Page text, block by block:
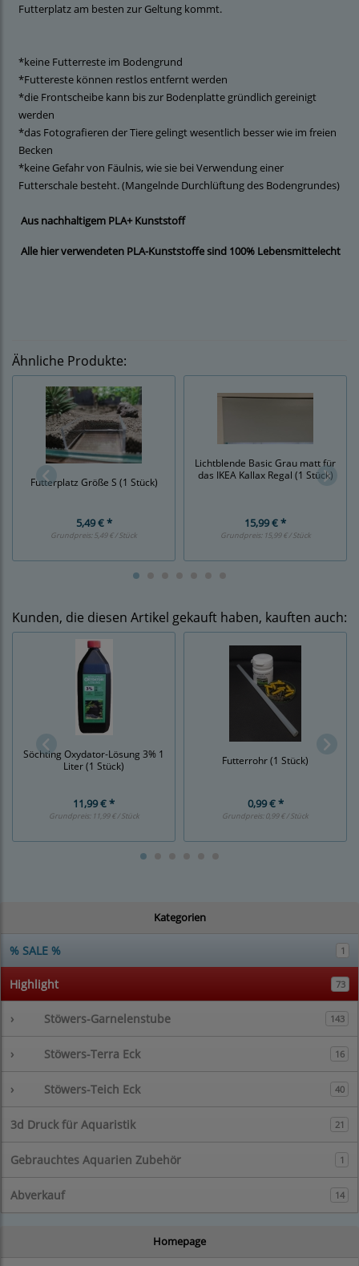
Kategorien
% SALE % 1
Highlight 73
› Stöwers-Garnelenstube 143
› Stöwers-Terra Eck 16
› Stöwers-Teich Eck 40
3d Druck für Aquaristik 21
Gebrauchtes Aquarien Zubehör 1
Abverkauf 14
Homepage
Futterplatz am besten zur Geltung kommt.
*keine Futterreste im Bodengrund
*Futtereste können restlos entfernt werden
*die Frontscheibe kann bis zur Bodenplatte gründlich gereinigt
werden
*das Fotografieren der Tiere gelingt wesentlich besser wie im freien
Becken
*keine Gefahr von Fäulnis, wie sie bei Verwendung einer
Futterschale besteht. (Mangelnde Durchlüftung des Bodengrundes)
Aus nachhaltigem PLA+ Kunststoff
Alle hier verwendeten PLA-Kunststoffe sind 100% Lebensmittelecht
Ähnliche Produkte:
Futterplatz Größe S (1 Stück)
5,49 € *
Grundpreis:5,49 € / Stück
Lichtblende Basic Grau matt für
das IKEA Kallax Regal (1 Stück)
15,99 € *
Grundpreis: 15,99 € / Stück
Kunden, die diesen Artikel gekauft haben, kauften auch:
Söchting Oxydator-Lösung 3% 1
Liter (1 Stück)
11,99 € *
Grundpreis: 11,99 € / Stück
Futterrohr (1 Stück)
0,99 € *
Grundpreis:0,99 € / Stück